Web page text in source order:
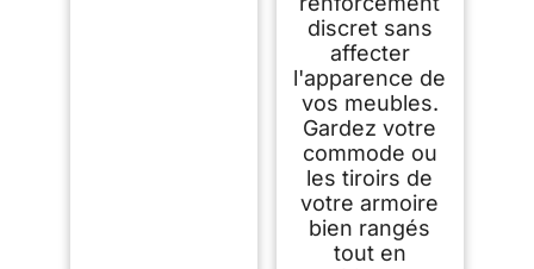
discret sans
affecter
l'apparence de
vos meubles.
Gardez votre
commode ou
les tiroirs de
votre armoire
bien rangés
tout en